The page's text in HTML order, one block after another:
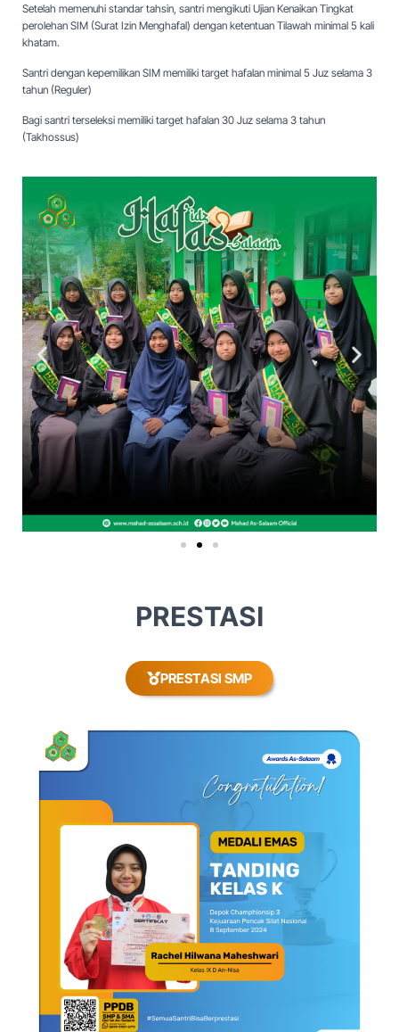
Setelah memenuhi standar tahsin, santri mengikuti Ujian Kenaikan Tingkat
perolehan SIM (Surat Izin Menghafal) dengan ketentuan Tilawah minimal 5 kali
khatam.
Santri dengan kepemilikan SIM memiliki target hafalan minimal 5 Juz selama 3
tahun (Reguler)
Bagi santri terseleksi memiliki target hafalan 30 Juz selama 3 tahun
(Takhossus)
PRESTASI
PRESTASI SMP